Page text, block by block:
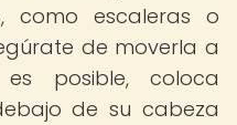
como escaleras o
de moverla a
posible, coloca
de su cabeza